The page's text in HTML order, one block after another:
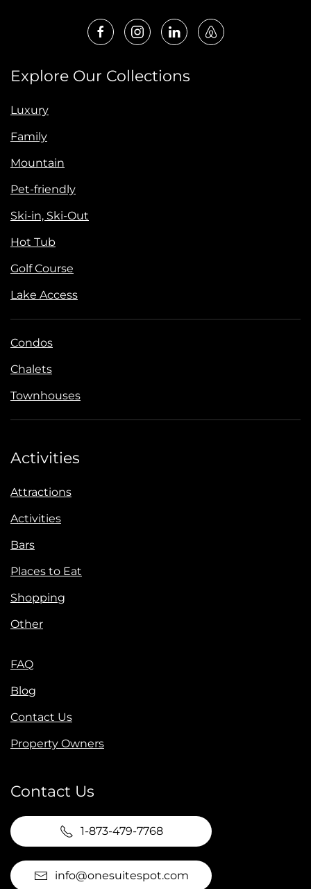
Explore Our Collections
Luxury
Family
Mountain
Pet-friendly
Ski-in, Ski-Out
Hot Tub
Golf Course
Lake Access
Condos
Chalets
Townhouses
Activities
Attractions
Activities
Bars
Places to Eat
Shopping
Other
FAQ
Blog
Contact Us
Property Owners
Contact Us
1-873-479-7768
info@onesuitespot.com